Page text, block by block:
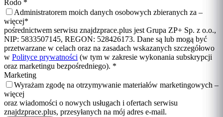
Rodo *
Administratorem moich danych osobowych zbieranych za –
więcej*
pośrednictwem serwisu znajdzprace.plus jest Grupa ZP+ Sp. z o.o.,
NIP: 5833507145, REGON: 528426173. Dane są lub mogą być
przetwarzane w celach oraz na zasadach wskazanych szczegółowo
w Polityce prywatności (w tym w zakresie wykonania subskrypcji
oraz marketingu bezpośredniego). *
Marketing
Wyrażam zgodę na otrzymywanie materiałów marketingowych –
więcej
oraz wiadomości o nowych usługach i ofertach serwisu
znajdzprace.plus, przesyłanych na mój adres e-mail.